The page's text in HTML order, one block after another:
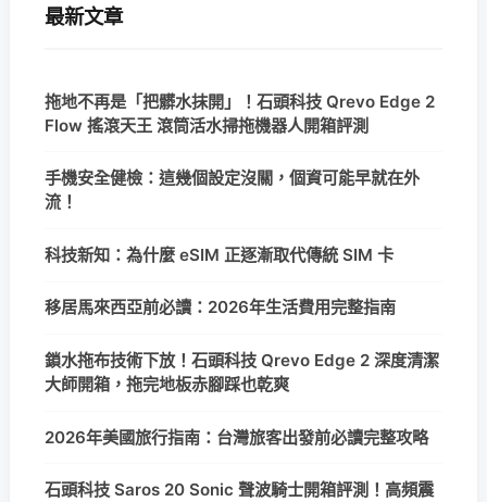
最新文章
拖地不再是「把髒水抹開」！石頭科技 Qrevo Edge 2
Flow 搖滾天王 滾筒活水掃拖機器人開箱評測
手機安全健檢：這幾個設定沒關，個資可能早就在外
流！
科技新知：為什麼 eSIM 正逐漸取代傳統 SIM 卡
移居馬來西亞前必讀：2026年生活費用完整指南
鎖水拖布技術下放！石頭科技 Qrevo Edge 2 深度清潔
大師開箱，拖完地板赤腳踩也乾爽
2026年美國旅行指南：台灣旅客出發前必讀完整攻略
石頭科技 Saros 20 Sonic 聲波騎士開箱評測！高頻震